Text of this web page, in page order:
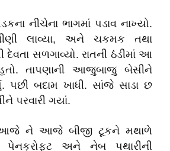
નીચેના ભાગમાં પડાવ નાખ્યો.
લાવ્યા, અને ચકમક તથા
દેવતા સળગાવ્યો. રાતની ઠંડીમાં આ
તાપણાની આજુબાજુ બેસીને
બદામ ખાધી. સાંજે સાડા છ
પરવારી ગયાં.
આજે ને આજે બીજી ટૂકને મથાળે
પેનક્રોફટ અને નેબ પથારીની